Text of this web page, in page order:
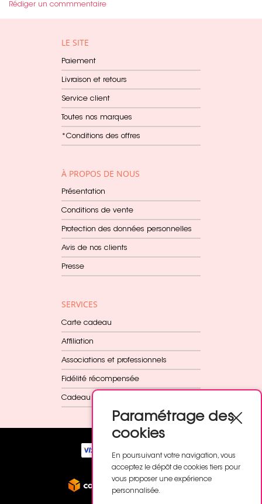
Rédiger un commmentaire
LE SITE
Paiement
Livraison et retours
Service client
Toutes nos marques
*Conditions des offres
À PROPOS DE NOUS
Présentation
Conditions de vente
Protection des données personnelles
Avis de nos clients
Presse
SERVICES
Carte cadeau
Affiliation
Associations et professionnels
Fidélité récompensée
Cadeau dès 60€
Paramétrage des
cookies
En poursuivant votre navigation, vous
acceptez le dépôt de cookies tiers pour
vous proposer une expérience
personnalisée.